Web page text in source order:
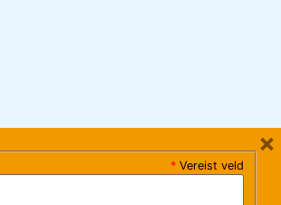
* Vereist veld
×